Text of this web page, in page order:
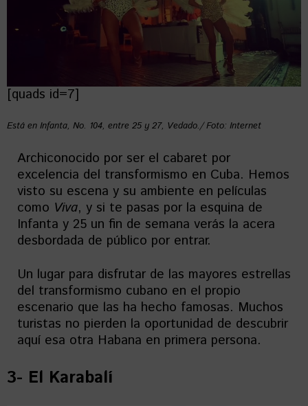
[quads id=7]
Está en Infanta, No. 104, entre 25 y 27, Vedado./ Foto: Internet
Archiconocido por ser el cabaret por
excelencia del transformismo en Cuba. Hemos
visto su escena y su ambiente en películas
como Viva, y si te pasas por la esquina de
Infanta y 25 un fin de semana verás la acera
desbordada de público por entrar.
Un lugar para disfrutar de las mayores estrellas
del transformismo cubano en el propio
escenario que las ha hecho famosas. Muchos
turistas no pierden la oportunidad de descubrir
aquí esa otra Habana en primera persona.
3- El Karabalí